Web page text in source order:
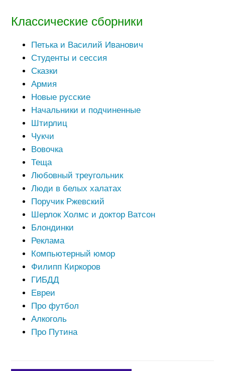
Классические сборники
Петька и Василий Иванович
Студенты и сессия
Сказки
Армия
Новые русские
Начальники и подчиненные
Штирлиц
Чукчи
Вовочка
Теща
Любовный треугольник
Люди в белых халатах
Поручик Ржевский
Шерлок Холмс и доктор Ватсон
Блондинки
Реклама
Компьютерный юмор
Филипп Киркоров
ГИБДД
Евреи
Про футбол
Алкоголь
Про Путина